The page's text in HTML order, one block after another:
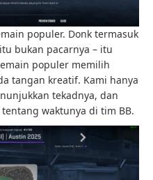
populer. Donk termasuk
bukan pacarnya – itu
populer memilih
tangan kreatif. Kami hanya
tekadnya, dan
waktunya di tim BB.